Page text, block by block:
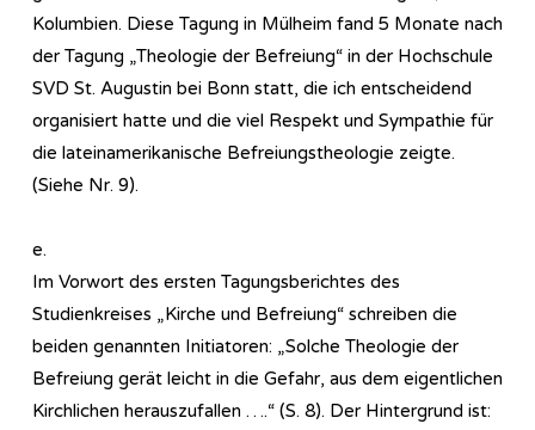
Kolumbien. Diese Tagung in Mülheim fand 5 Monate nach
der Tagung „Theologie der Befreiung“ in der Hochschule
SVD St. Augustin bei Bonn statt, die ich entscheidend
organisiert hatte und die viel Respekt und Sympathie für
die lateinamerikanische Befreiungstheologie zeigte.
(Siehe Nr. 9).
e.
Im Vorwort des ersten Tagungsberichtes des
Studienkreises „Kirche und Befreiung“ schreiben die
beiden genannten Initiatoren: „Solche Theologie der
Befreiung gerät leicht in die Gefahr, aus dem eigentlichen
Kirchlichen herauszufallen ….“ (S. 8). Der Hintergrund ist: